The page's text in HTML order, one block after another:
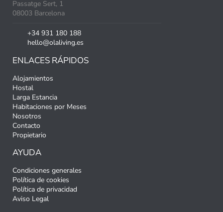
Passatge Sert, 1
08003 Barcelona
+34 931 180 188
hello@olaliving.es
ENLACES RÁPIDOS
Alojamientos
Hostal
Larga Estancia
Habitaciones por Meses
Nosotros
Contacto
Propietario
AYUDA
Condiciones generales
Política de cookies
Política de privacidad
Aviso Legal